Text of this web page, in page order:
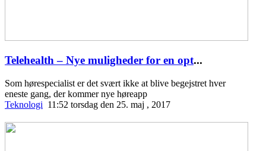
Telehealth – Nye muligheder for en opt...
Som hørespecialist er det svært ikke at blive begejstret hver
eneste gang, der kommer nye høreapp
Teknologi 11:52 torsdag den 25. maj , 2017